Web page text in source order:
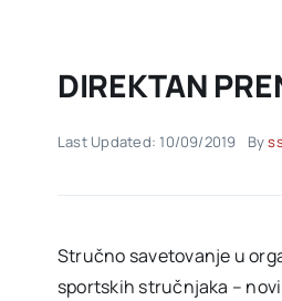
DIREKTAN
Last Updated: 10/09/2019 By
Stručno savetovanje u
sportskih stručnjaka –